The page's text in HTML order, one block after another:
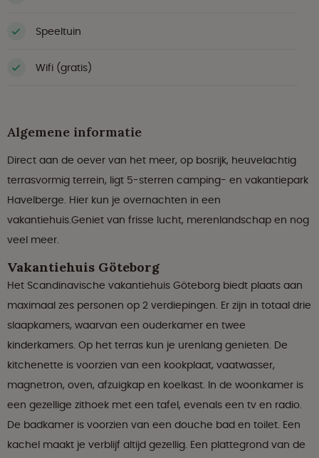
Speeltuin
Wifi (gratis)
Algemene informatie
Direct aan de oever van het meer, op bosrijk, heuvelachtig
terrasvormig terrein, ligt 5-sterren camping- en vakantiepark
Havelberge. Hier kun je overnachten in een
vakantiehuis.Geniet van frisse lucht, merenlandschap en nog
veel meer.
Vakantiehuis Göteborg
Het Scandinavische vakantiehuis Göteborg biedt plaats aan
maximaal zes personen op 2 verdiepingen. Er zijn in totaal drie
slaapkamers, waarvan een ouderkamer en twee
kinderkamers. Op het terras kun je urenlang genieten. De
kitchenette is voorzien van een kookplaat, vaatwasser,
magnetron, oven, afzuigkap en koelkast. In de woonkamer is
een gezellige zithoek met een tafel, evenals een tv en radio.
De badkamer is voorzien van een douche bad en toilet. Een
kachel maakt je verblijf altijd gezellig. Een plattegrond van de